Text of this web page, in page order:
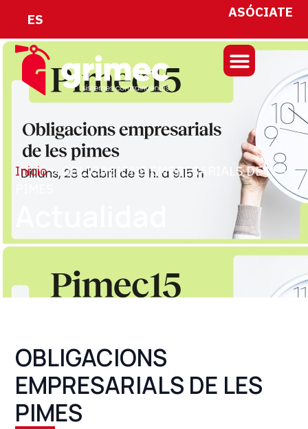
ASÓCIATE
ES
Inicio> OBLIGACIONS EMPRESARIALS DE LES
OBLIGACIONS
EMPRESARIALS DE LES
PIMES